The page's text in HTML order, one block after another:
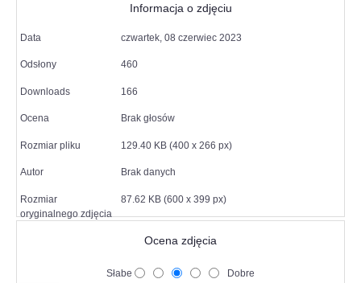
Informacja o zdjęciu
Data czwartek, 08 czerwiec 2023
Odsłony 460
Downloads 166
Ocena Brak głosów
Rozmiar pliku 129.40 KB (400 x 266 px)
Autor Brak danych
Rozmiar
oryginalnego zdjęcia
87.62 KB (600 x 399 px)
Ocena zdjęcia
Słabe Dobre